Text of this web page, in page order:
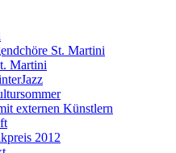
St. Martini
Martini
externen Künstlern
2012